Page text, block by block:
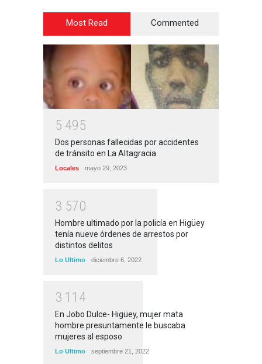
Most Read Commented
5 495
Dos personas fallecidas por accidentes
de tránsito en La Altagracia
Locales mayo 29, 2023
3 570
Hombre ultimado por la policía en Higüey
tenía nueve órdenes de arrestos por
distintos delitos
Lo Ultimo diciembre 6, 2022
3 1 1 4
En Jobo Dulce- Higüey, mujer mata
hombre presuntamente le buscaba
mujeres al esposo
Lo Ultimo septiembre 21, 2022